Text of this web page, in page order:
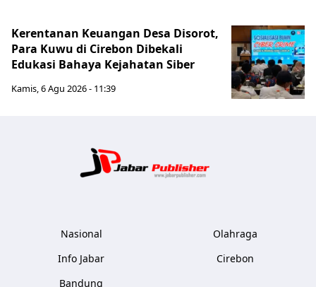
Kerentanan Keuangan Desa Disorot,
Para Kuwu di Cirebon Dibekali
Edukasi Bahaya Kejahatan Siber
Kamis, 6 Agu 2026 - 11:39
Nasional
Info Jabar
Bandung
Olahraga
Cirebon